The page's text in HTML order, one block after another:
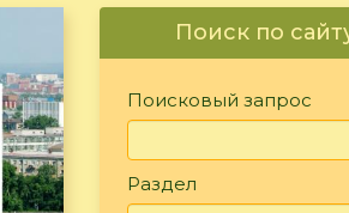
Поиск по
Поисковый запрос
Раздел